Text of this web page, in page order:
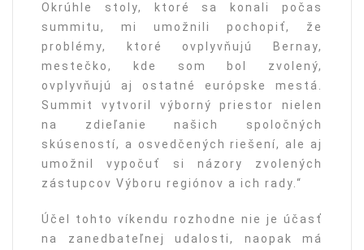
Okrúhle stoly, ktoré sa konali počas
summitu, mi umožnili pochopiť, že
problémy, ktoré ovplyvňujú Bernay,
mestečko, kde som bol zvolený,
ovplyvňujú aj ostatné európske mestá.
Summit vytvoril výborný priestor nielen
na zdieľanie našich spoločných
skúseností, a osvedčených riešení, ale aj
umožnil vypočuť si názory zvolených
zástupcov Výboru regiónov a ich rady.“
Účel tohto víkendu rozhodne nie je účasť
na zanedbateľnej udalosti, naopak má